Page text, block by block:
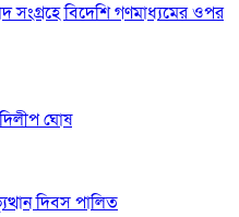
সংগ্রহে বিদেশি গণমাধ্যমের ওপর
ঘোষ
দিবস পালিত